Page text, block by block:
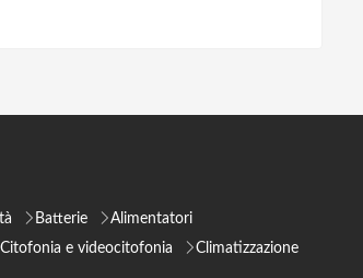
Batterie
Alimentatori
Citofonia e videocitofonia
Climatizzazione